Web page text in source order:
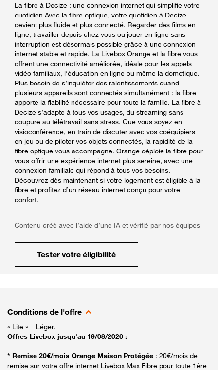
La fibre à Decize : une connexion internet qui simplifie votre
quotidien Avec la fibre optique, votre quotidien à Decize
devient plus fluide et plus connecté. Regarder des films en
ligne, travailler depuis chez vous ou jouer en ligne sans
interruption est désormais possible grâce à une connexion
internet stable et rapide. La Livebox Orange et la fibre vous
offrent une connectivité améliorée, idéale pour les appels
vidéo familiaux, l’éducation en ligne ou même la domotique.
Plus besoin de s’inquiéter des ralentissements quand
plusieurs appareils sont connectés simultanément : la fibre
apporte la fiabilité nécessaire pour toute la famille. La fibre à
Decize s’adapte à tous vos usages, du streaming sans
coupure au télétravail sans stress. Que vous soyez en
visioconférence, en train de discuter avec vos coéquipiers
en jeu ou de piloter vos objets connectés, la rapidité de la
fibre optique vous accompagne. Orange déploie la fibre pour
vous offrir une expérience internet plus sereine, avec une
connexion familiale qui répond à tous vos besoins.
Découvrez dès maintenant si votre logement est éligible à la
fibre et profitez d’un réseau internet conçu pour votre
confort.
Contenu créé avec l’aide d’une IA et vérifié par nos équipes
Tester votre éligibilité
Conditions de l'offre
« Lite » = Léger.
Offres Livebox jusqu'au 19/08/2026 :
* Remise 20€/mois Orange Maison Protégée : 20€/mois de
remise sur votre offre internet Livebox Max Fibre pour toute 1ère